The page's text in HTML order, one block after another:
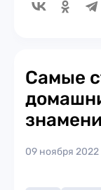
Самые
09 ноября 2022